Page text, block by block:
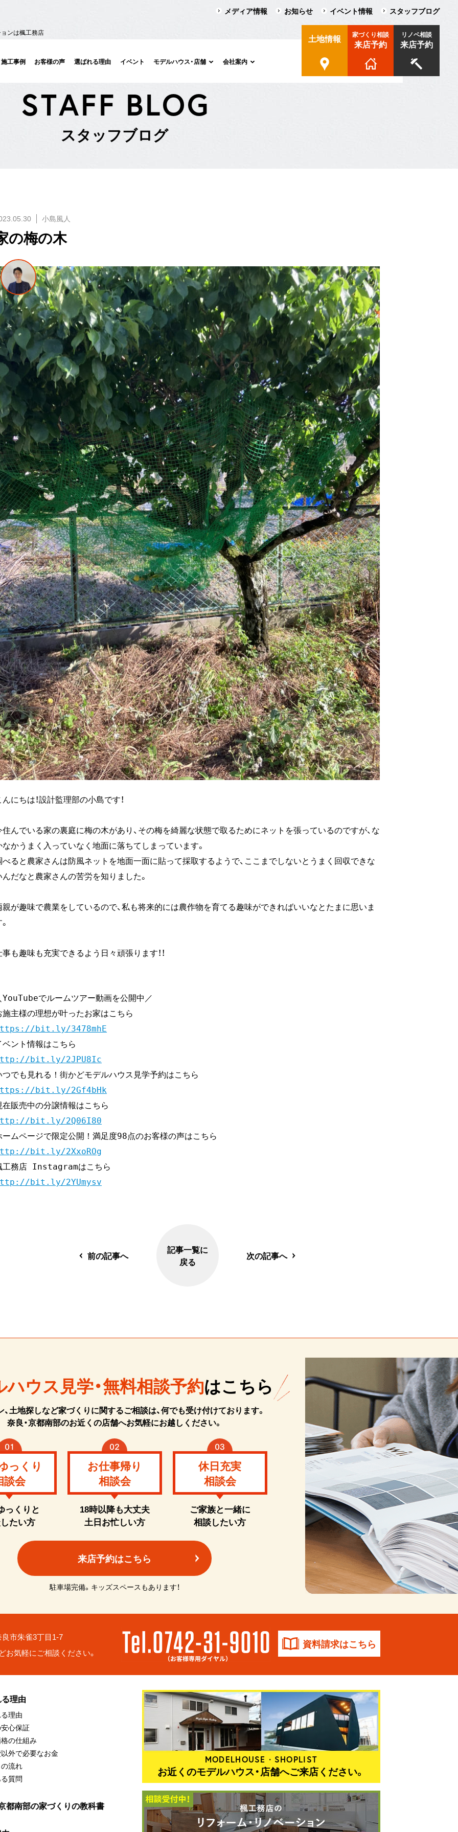
ョンは楓工務店
施工事例 お客様の声 選ばれる理由 イベント モデルハウス・店舗 会社案内
土地情報 家づくり相談
来店予約
リノベ相談
来店予約
メディア情報 お知らせ イベント情報 スタッフブログ
STAFF BLOG
スタッフブログ
小島風人
の梅の木
にちは！設計監理部の小島です！
住んでいる家の裏庭に梅の木があり、その梅を綺麗な状態で取るためにネットを張っているのですが、な
なかうまく入っていなく地面に落ちてしまっています。
べると農家さんは防風ネットを地面一面に貼って採取するようで、ここまでしないとうまく回収できな
んだなと農家さんの苦労を知りました。
親が趣味で農業をしているので、私も将来的には農作物を育てる趣味ができればいいなとたまに思いま
も趣味も充実できるよう日々頑張ります！！
YouTubeでルームツアー動画を公開中／
bit.ly/3478mhE
bit.ly/2JPU8Ic
bit.ly/2Gf4bHk
bit.ly/2Q06I80
bit.ly/2XxoROg
bit.ly/2YUmysv
前の記事へ
記事一覧に
戻る
次の記事へ
ウス見学・無料相談予約はこちら
、土地探しなど家づくりに関するご相談は、何でも受け付けております。
奈良・京都南部のお近くの店舗へお気軽にお越しください。
っくり
談会
っくりと
たい方
お仕事帰り
相談会
18時以降も大丈夫
土日お忙しい方
休日充実
相談会
ご家族と一緒に
相談したい方
来店予約はこちら
駐車場完備。キッズスペースもあります！
市朱雀3丁目1-7
お気軽にご相談ください。
資料請求はこちら
理由
理由
心保証
の仕組み
外で必要なお金
流れ
質問
都南部の家づくりの教科書
MODELHOUSE・SHOPLIST
お近くのモデルハウス・店舗へご来店ください。